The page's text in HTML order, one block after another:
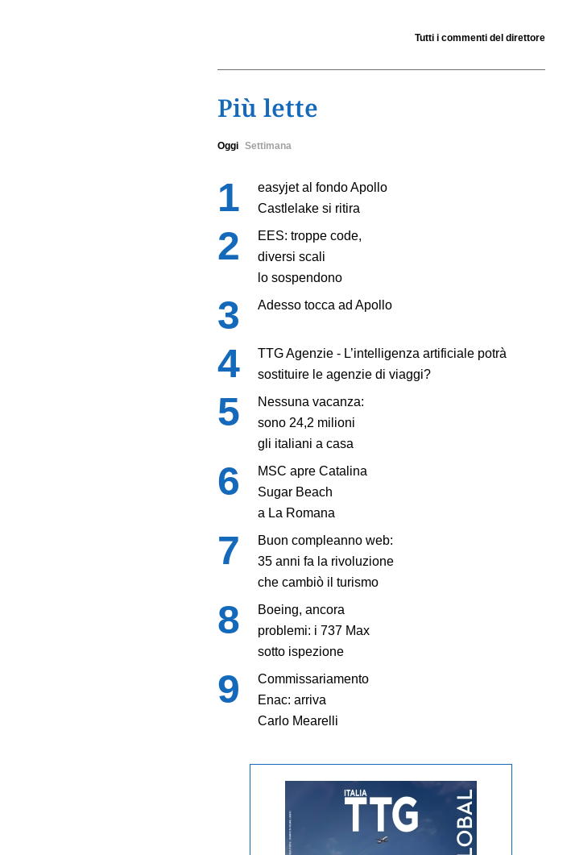
Tutti i commenti del direttore
Più lette
Oggi Settimana
easyjet al fondo Apollo
Castlelake si ritira
EES: troppe code,
diversi scali
lo sospendono
Adesso tocca ad Apollo
TTG Agenzie - L’intelligenza artificiale potrà
sostituire le agenzie di viaggi?
Nessuna vacanza:
sono 24,2 milioni
gli italiani a casa
MSC apre Catalina
Sugar Beach
a La Romana
Buon compleanno web:
35 anni fa la rivoluzione
che cambiò il turismo
Boeing, ancora
problemi: i 737 Max
sotto ispezione
Commissariamento
Enac: arriva
Carlo Mearelli